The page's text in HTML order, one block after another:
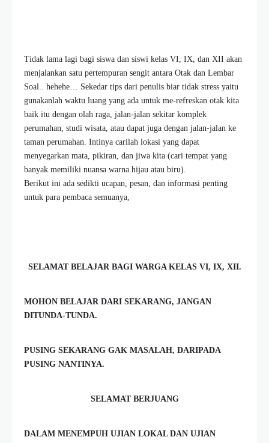
Tidak lama lagi bagi siswa dan siswi kelas VI, IX, dan XII akan
menjalankan satu pertempuran sengit antara Otak dan Lembar
Soal.. hehehe… Sekedar tips dari penulis biar tidak stress yaitu
gunakanlah waktu luang yang ada untuk me-refreskan otak kita
baik itu dengan olah raga, jalan-jalan sekitar komplek
perumahan, studi wisata, atau dapat juga dengan jalan-jalan ke
taman perumahan. Intinya carilah lokasi yang dapat
menyegarkan mata, pikiran, dan jiwa kita (cari tempat yang
banyak memiliki nuansa warna hijau atau biru).
Berikut ini ada sedikti ucapan, pesan, dan informasi penting
untuk para pembaca semuanya,
SELAMAT BELAJAR BAGI WARGA KELAS VI, IX, XII.
MOHON BELAJAR DARI SEKARANG, JANGAN
DITUNDA-TUNDA.
PUSING SEKARANG GAK MASALAH, DARIPADA
PUSING NANTINYA.
SELAMAT BERJUANG
DALAM MENEMPUH UJIAN LOKAL DAN UJIAN